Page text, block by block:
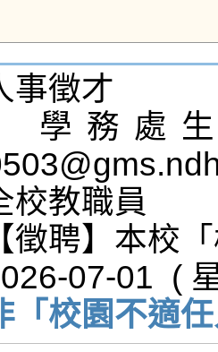
事徵才
學務處
校教職員
徵聘】本校
07-01  (
「校園不適